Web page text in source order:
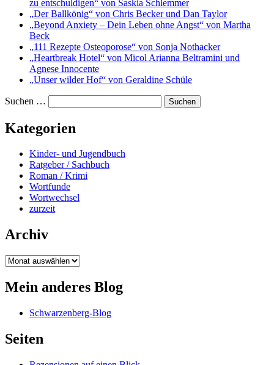
zu entschuldigen“ von Saskia Schlemmer
„Der Ballkönig“ von Chris Becker und Dan Taylor
„Beyond Anxiety – Dein Leben ohne Angst“ von Martha
Beck
„111 Rezepte Osteoporose“ von Sonja Nothacker
„Heartbreak Hotel“ von Micol Arianna Beltramini und
Agnese Innocente
„Unser wilder Hof“ von Geraldine Schüle
Suchen …
Kategorien
Kinder- und Jugendbuch
Ratgeber / Sachbuch
Roman / Krimi
Wortfunde
Wortwechsel
zurzeit
Archiv
Archiv
Mein anderes Blog
Schwarzenberg-Blog
Seiten